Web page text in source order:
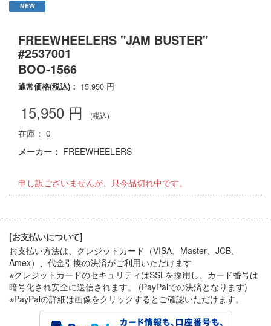
NEW
FREEWHEELERS "JAM BUSTER"
#2537001
BOO-1566
通常価格(税込)： 15,950 円
15,950 円 (税込)
在庫： 0
メーカー： FREEWHEELERS
申し訳ございませんが、只今品切れ中です。
[お支払いについて]
お支払い方法は、クレジットカード（VISA、Master、JCB、
Amex）、代金引換の決済がご利用いただけます
※クレジットカードのセキュリティはSSLを採用し、カード番号は
暗号化され安全に送信されます。 (PayPalでの決済となります)
※PayPalの詳細は画像をクリックするとご確認いただけます。